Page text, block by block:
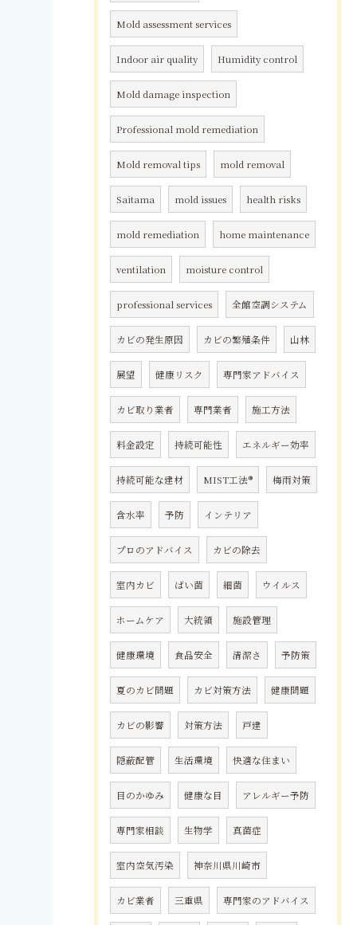
Mold assessment services
Indoor air quality Humidity control
Mold damage inspection
Professional mold remediation
Mold removal tips mold removal
Saitama mold issues health risks
mold remediation home maintenance
ventilation moisture control
professional services 全館空調システム
カビの発生原因 カビの繁殖条件 山林
展望 健康リスク 専門家アドバイス
カビ取り業者 専門業者 施工方法
料金設定 持続可能性 エネルギー効率
持続可能な建材 MIST工法® 梅雨対策
含水率 予防 インテリア
プロのアドバイス カビの除去
室内カビ ばい菌 細菌 ウイルス
ホームケア 大統領 施設管理
健康環境 食品安全 清潔さ 予防策
夏のカビ問題 カビ対策方法 健康問題
カビの影響 対策方法 戸建
隠蔽配管 生活環境 快適な住まい
目のかゆみ 健康な目 アレルギー予防
専門家相談 生物学 真菌症
室内空気汚染 神奈川県川崎市
カビ業者 三重県 専門家のアドバイス